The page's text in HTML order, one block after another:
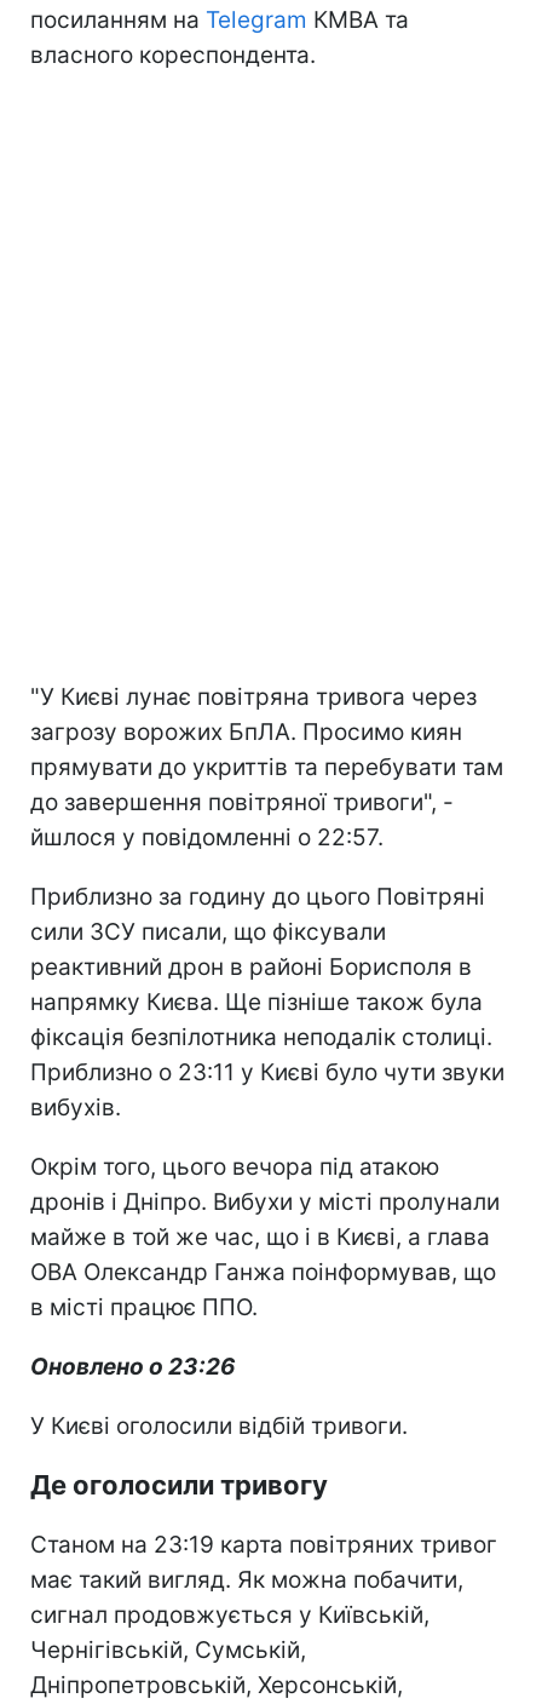
посиланням на Telegram КМВА та
власного кореспондента.
"У Києві лунає повітряна тривога через
загрозу ворожих БпЛА. Просимо киян
прямувати до укриттів та перебувати там
до завершення повітряної тривоги", -
йшлося у повідомленні о 22:57.
Приблизно за годину до цього Повітряні
сили ЗСУ писали, що фіксували
реактивний дрон в районі Борисполя в
напрямку Києва. Ще пізніше також була
фіксація безпілотника неподалік столиці.
Приблизно о 23:11 у Києві було чути звуки
вибухів.
Окрім того, цього вечора під атакою
дронів і Дніпро. Вибухи у місті пролунали
майже в той же час, що і в Києві, а глава
ОВА Олександр Ганжа поінформував, що
в місті працює ППО.
Оновлено о 23:26
У Києві оголосили відбій тривоги.
Де оголосили тривогу
Станом на 23:19 карта повітряних тривог
має такий вигляд. Як можна побачити,
сигнал продовжується у Київській,
Чернігівській, Сумській,
Дніпропетровській, Херсонській,